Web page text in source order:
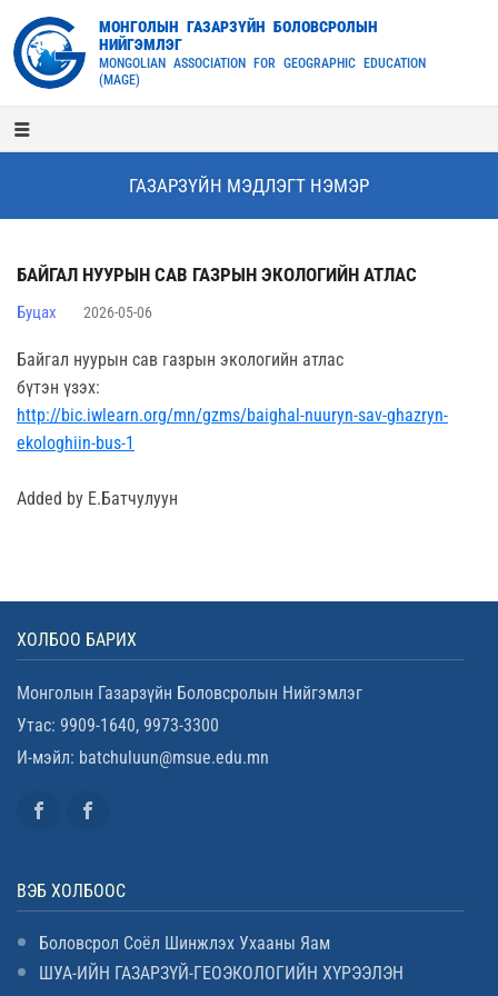
МОНГОЛЫН ГАЗАРЗҮЙН БОЛОВСРОЛЫН
НИЙГЭМЛЭГ
MONGOLIAN ASSOCIATION FOR GEOGRAPHIC EDUCATION
(MAGE)
ГАЗАРЗҮЙН МЭДЛЭГТ НЭМЭР
БАЙГАЛ НУУРЫН САВ ГАЗРЫН ЭКОЛОГИЙН АТЛАС
Буцах 2026-05-06
Байгал нуурын сав газрын экологийн атлас
бүтэн үзэх:
http://bic.iwlearn.org/mn/gzms/baighal-nuuryn-sav-ghazryn-
ekologhiin-bus-1
Added by Е.Батчулуун
ХОЛБОО БАРИХ
Монголын Газарзүйн Боловсролын Нийгэмлэг
Утас: 9909-1640, 9973-3300
И-мэйл: batchuluun@msue.edu.mn
ВЭБ ХОЛБООС
Боловсрол Соёл Шинжлэх Ухааны Яам
ШУА-ИЙН ГАЗАРЗҮЙ-ГЕОЭКОЛОГИЙН ХҮРЭЭЛЭН